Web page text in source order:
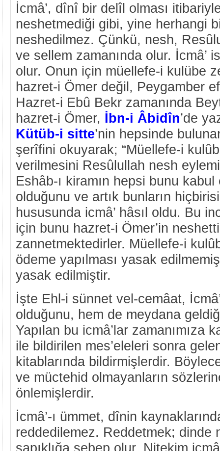
İcmâ’, dînî bir delîl olması
neshetmediği gibi, yine herhangi
neshedilmez. Çünkü, nesh,
ve sellem zamanında olur. İcmâ’
olur. Onun için müellefe-i kulübe
hazret-i Ömer değil, Peygamber
Hazret-i Ebû Bekr zamanında
hazret-i Ömer, İbn-i Âbidîn’de
Kütüb-i sitte’nin hepsinde
şerîfini okuyarak; “Müellefe-i
verilmesini Resûlullah nesh
Eshâb-ı kiramın hepsi bunu
olduğunu ve artık bunların
hususunda icmâ’ hâsıl oldu. Bu
için bunu hazret-i Ömer’in
zannetmektedirler. Müellefe-i
ödeme yapılması yasak
yasak edilmiştir.
İşte Ehl-i sünnet vel-cemâat,
olduğunu, hem de meydana
Yapılan bu icmâ’lar zamanımıza
ile bildirilen mes’eleleri sonra
kitablarında bildirmişlerdir.
ve müctehid olmayanların
önlemişlerdir.
İcmâ’-ı ümmet, dînin
reddedilemez. Reddetmek; dinde
sapıklığa sebep olur. Nitekim